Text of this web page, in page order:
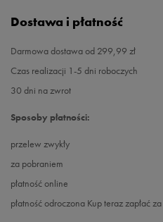
Dostawa i płatność
Darmowa dostawa od 299,99 zł
Czas realizacji 1-5 dni roboczych
30 dni na zwrot
Sposoby płatności:
przelew zwykły
za pobraniem
płatność online
płatność odroczona Kup teraz zapłać